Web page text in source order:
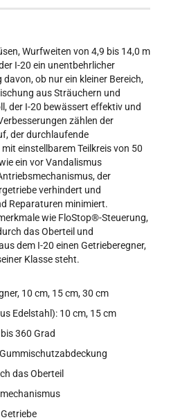
Wurfweiten von 4,9 bis 14,0 m
I-20 ein unentbehrlicher
ob nur ein kleiner Bereich,
aus Sträuchern und
der I-20 bewässert effektiv und
zählen der
der durchlaufende
einstellbarem Teilkreis von 50
ein vor Vandalismus
der
verhindert und
Reparaturen minimiert.
wie FloStop®-Steuerung,
das Oberteil und
dem I-20 einen Getrieberegner,
Klasse steht.
10 cm, 15 cm, 30 cm
Edelstahl): 10 cm, 15 cm
360 Grad
das Oberteil